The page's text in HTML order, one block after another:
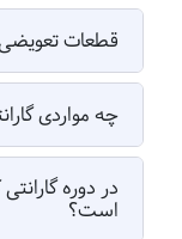
قطعات تعویضی
چه مواردی
در دوره
است؟